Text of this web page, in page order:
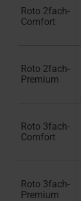
Roto 2fach-
Comfort
Roto 2fach-
Premium
Roto 3fach-
Comfort
Roto 3fach-
Premium